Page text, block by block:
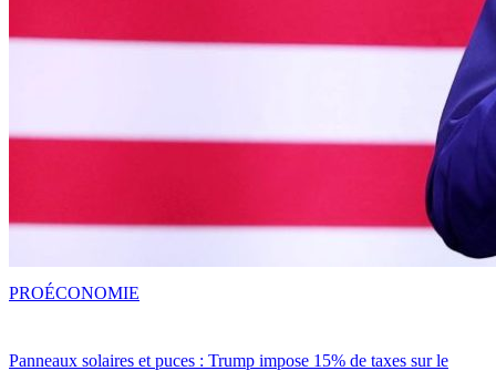
Panneaux solaires et puces : Trump impose 15% de taxes sur le
PROÉCONOMIE